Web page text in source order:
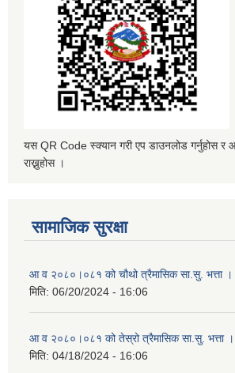
यस QR Code स्क्यान गरी एप डाउनलोड गर्नुहोस र
राख्नुहोस ।
सामाजिक सुरक्षा
आ व २०८०।०८१ को चौथो त्रैमासिक सा.सु. भत्ता ।
मिति: 06/20/2024 - 16:06
आ व २०८०।०८१ को तेस्रो त्रैमासिक सा.सु. भत्ता ।
मिति: 04/18/2024 - 16:06